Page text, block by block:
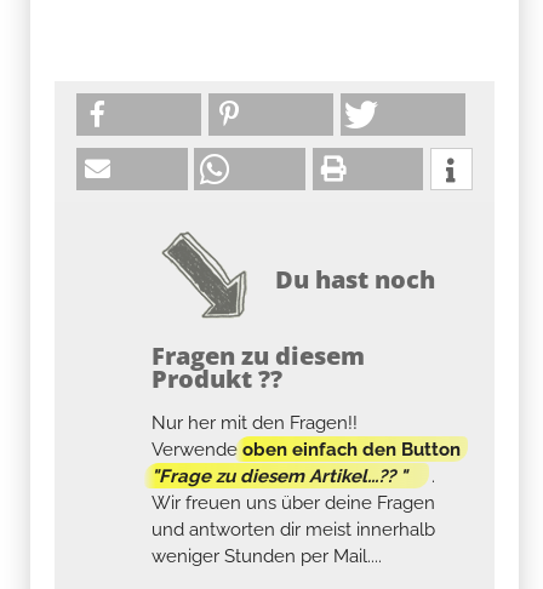
Du hast noch
Fragen zu diesem
Produkt ??
Nur her mit den Fragen!!
Verwendeoben einfach den Button
"Frage zu diesem Artikel...?? "
.
Wir freuen uns über deine Fragen
und antworten dir meist innerhalb
weniger Stunden per Mail....